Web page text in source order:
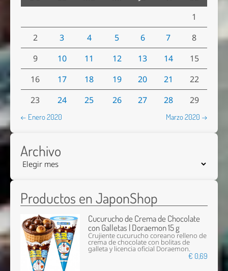
1
2
3 4 5 6 7
8
9
10 11 12 13 14
15
16
17 18 19 20 21
22
23
24 25 26 27 28 29
← Enero 2020 Marzo 2020 →
Archivo
Productos en JaponShop
Cucurucho de Crema de Chocolate
con Galletas | Doraemon 15 g
Crujiente cucurucho coreano relleno de
crema de chocolate con bolitas de
galleta y licencia oficial Doraemon.
€ 0,69